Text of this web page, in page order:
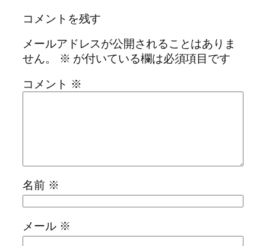
コメントを残す
メールアドレスが公開されることはありま
せん。
※ が付いている欄は必須項目です
コメント ※
名前 ※
メール ※